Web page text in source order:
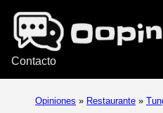
Contacto
Opiniones » Restaurante »